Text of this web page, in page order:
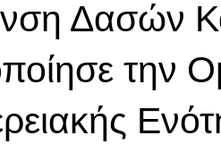
Δασών
την